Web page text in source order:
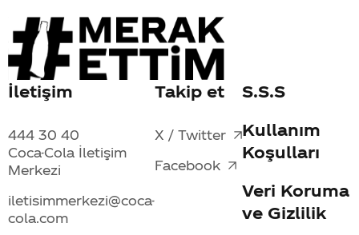
İletişim
444 30 40
Coca-Cola İletişim
Merkezi
iletisimmerkezi@coca-
cola.com
Takip et
X / Twitter
Facebook
S.S.S
Kullanım
Koşulları
Veri Koruma
ve Gizlilik